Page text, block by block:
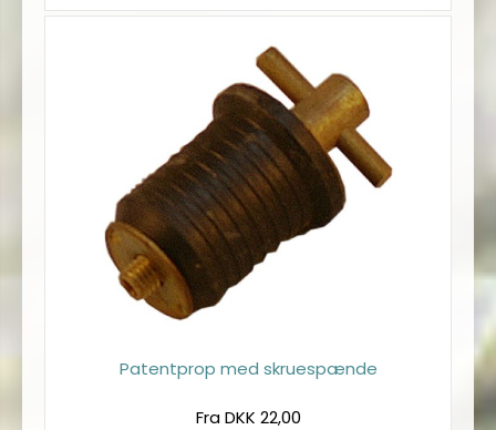
Patentprop med skruespænde
Fra DKK 22,00